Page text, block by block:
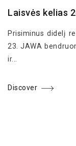
Laisvės kelias
Prisiminus didelį
23. JAWA
ir...
Discover